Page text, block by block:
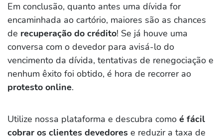
Em conclusão, quanto antes uma dívida for
encaminhada ao cartório, maiores são as chances
de recuperação do crédito! Se já houve uma
conversa com o devedor para avisá-lo do
vencimento da dívida, tentativas de renegociação e
nenhum êxito foi obtido, é hora de recorrer ao
protesto online.
Utilize nossa plataforma e descubra como é fácil
cobrar os clientes devedores e reduzir a taxa de